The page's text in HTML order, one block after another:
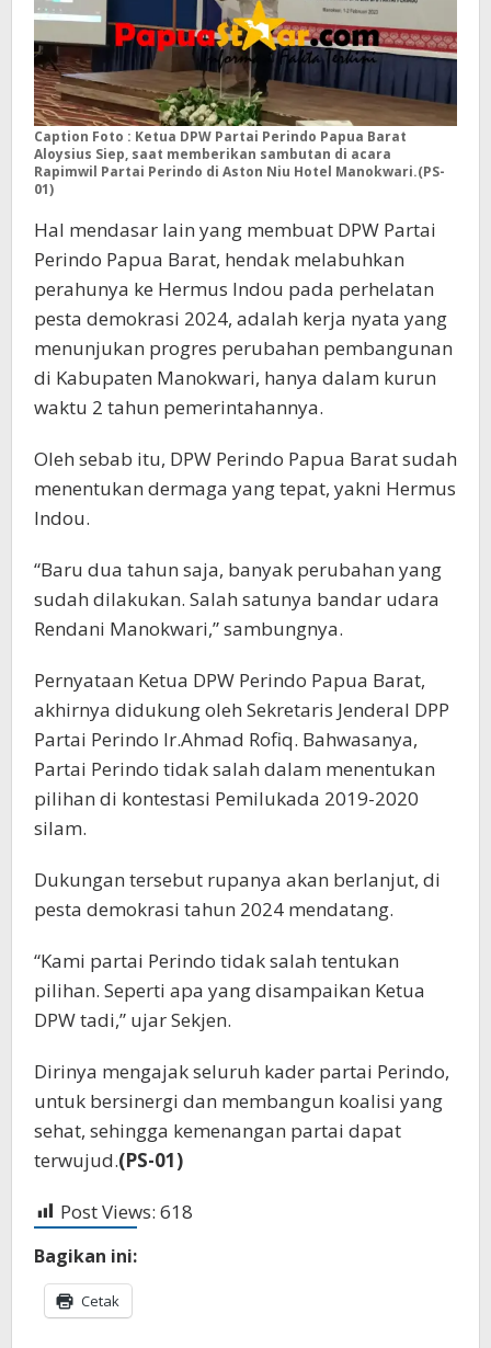
Caption Foto : Ketua DPW Partai Perindo Papua Barat
Aloysius Siep, saat memberikan sambutan di acara
Rapimwil Partai Perindo di Aston Niu Hotel Manokwari.(PS-
01)
Hal mendasar lain yang membuat DPW Partai
Perindo Papua Barat, hendak melabuhkan
perahunya ke Hermus Indou pada perhelatan
pesta demokrasi 2024, adalah kerja nyata yang
menunjukan progres perubahan pembangunan
di Kabupaten Manokwari, hanya dalam kurun
waktu 2 tahun pemerintahannya.
Oleh sebab itu, DPW Perindo Papua Barat sudah
menentukan dermaga yang tepat, yakni Hermus
Indou.
“Baru dua tahun saja, banyak perubahan yang
sudah dilakukan. Salah satunya bandar udara
Rendani Manokwari,” sambungnya.
Pernyataan Ketua DPW Perindo Papua Barat,
akhirnya didukung oleh Sekretaris Jenderal DPP
Partai Perindo Ir.Ahmad Rofiq. Bahwasanya,
Partai Perindo tidak salah dalam menentukan
pilihan di kontestasi Pemilukada 2019-2020
silam.
Dukungan tersebut rupanya akan berlanjut, di
pesta demokrasi tahun 2024 mendatang.
“Kami partai Perindo tidak salah tentukan
pilihan. Seperti apa yang disampaikan Ketua
DPW tadi,” ujar Sekjen.
Dirinya mengajak seluruh kader partai Perindo,
untuk bersinergi dan membangun koalisi yang
sehat, sehingga kemenangan partai dapat
terwujud.(PS-01)
Post Views: 618
Bagikan ini:
Cetak